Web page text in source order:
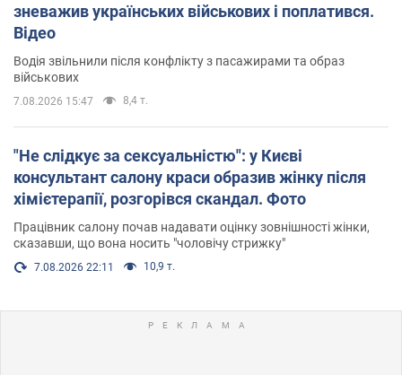
зневажив українських військових і поплатився.
Відео
Водія звільнили після конфлікту з пасажирами та образ
військових
7.08.2026 15:47 8,4 т.
"Не слідкує за сексуальністю": у Києві
консультант салону краси образив жінку після
хімієтерапії, розгорівся скандал. Фото
Працівник салону почав надавати оцінку зовнішності жінки,
сказавши, що вона носить "чоловічу стрижку"
7.08.2026 22:11 10,9 т.